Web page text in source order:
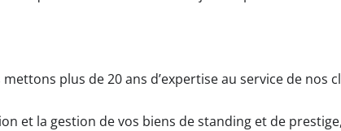
mettons plus de 20 ans d’expertise au service de nos
et la gestion de vos biens de standing et de